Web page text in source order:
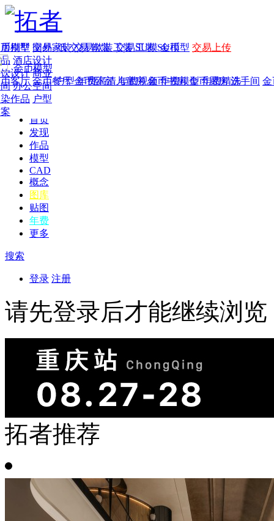
首页
发现
年费 作品 图纸 交易 软装 工装 SU模 金币
年费版块
费图纸 年费户型 年费高清 年费视频 年费模型 年费精选
作品
别墅 国外
酒店设计
设计 商业
办公空间
作品 户型
模型
模型 交易家装 交易软装 交易工装 SU模型 交易上传
金币模型
客厅 金币餐厅 金币卧室 儿童房 金币书房 金币厨房 洗手间 金
CAD
概念
图库
贴图
年费
更多
搜索
登录 注册
请先登录后才能继续浏览
拓者推荐